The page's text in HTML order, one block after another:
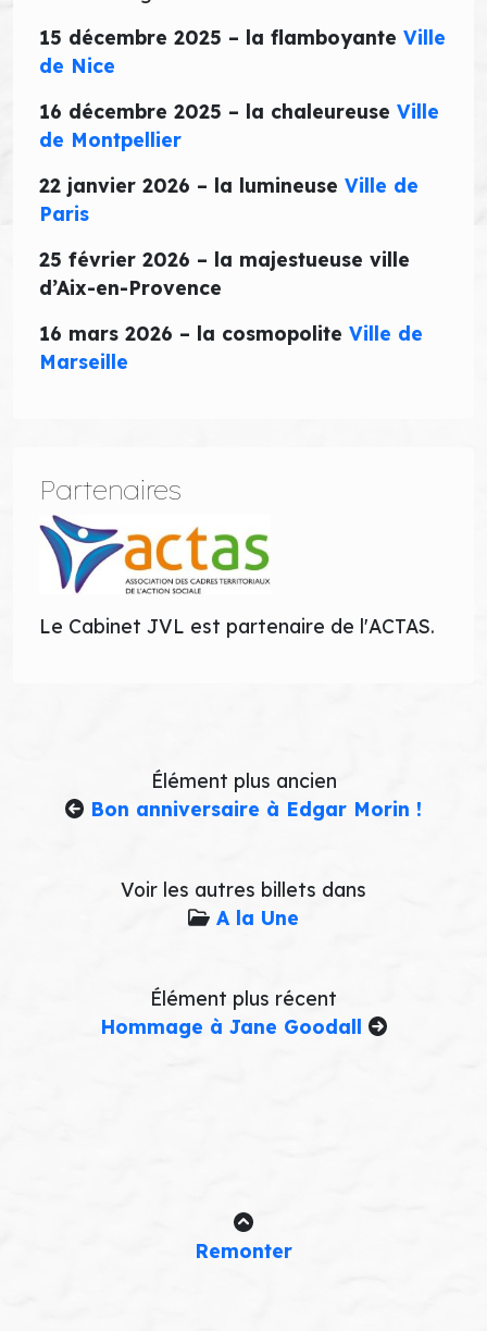
15 décembre 2025 – la flamboyante Ville
de Nice
16 décembre 2025 – la chaleureuse Ville
de Montpellier
22 janvier 2026 – la lumineuse Ville de
Paris
25 février 2026 – la majestueuse ville
d’Aix-en-Provence
16 mars 2026 – la cosmopolite Ville de
Marseille
Partenaires
Le Cabinet JVL est partenaire de l'ACTAS.
Élément plus ancien
Bon anniversaire à Edgar Morin !
Voir les autres billets dans
A la Une
Élément plus récent
Hommage à Jane Goodall
Remonter